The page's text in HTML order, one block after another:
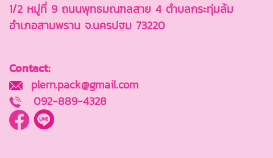
1/2 หมู่ที่ 9 ถนนพุทธมณฑลสาย 4 ตำบลกระทุ่มล้ม
อำเภอสามพราน จ.นครปฐม 73220
Contact:
plern.pack@gmail.com
092-889-4328